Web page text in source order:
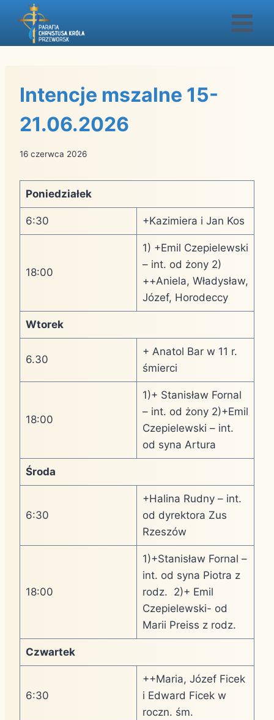
Przejdź
Intencje mszalne 15-
21.06.2026
16 czerwca 2026
Poniedziałek
6:30 +Kazimiera i Jan Kos
18:00
1) +Emil Czepielewski
– int. od żony 2)
++Aniela, Władysław,
Józef, Horodeccy
Wtorek
6.30
+ Anatol Bar w 11 r.
śmierci
18:00
1)+ Stanisław Fornal
– int. od żony 2)+Emil
Czepielewski – int.
od syna Artura
Środa
6:30
+Halina Rudny – int.
od dyrektora Zus
Rzeszów
18:00
1)+Stanisław Fornal –
int. od syna Piotra z
rodz. 2)+ Emil
Czepielewski- od
Marii Preiss z rodz.
Czwartek
6:30
++Maria, Józef Ficek
i Edward Ficek w
roczn. śm.